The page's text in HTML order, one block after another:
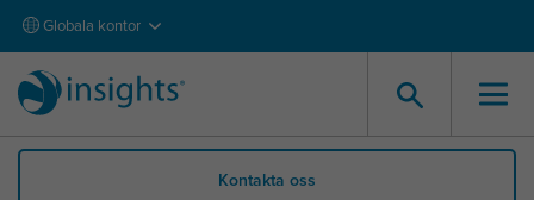
Globala kontor
Kontakta oss
Insights Discovery